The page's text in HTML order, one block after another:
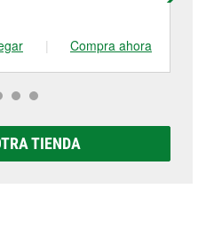
MO.
más información.
| Compra ahora
TIENDA